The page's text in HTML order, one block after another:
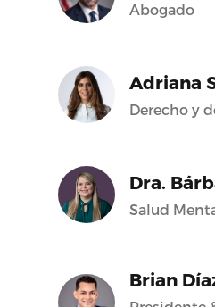
Abogado
Adriana
Derecho y
Dra.
Salud
Brian